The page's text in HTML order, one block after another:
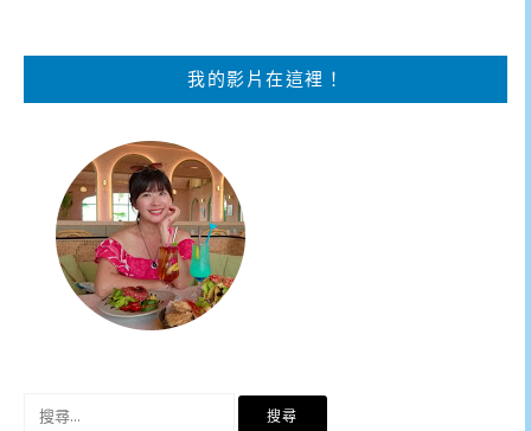
我的影片在這裡！